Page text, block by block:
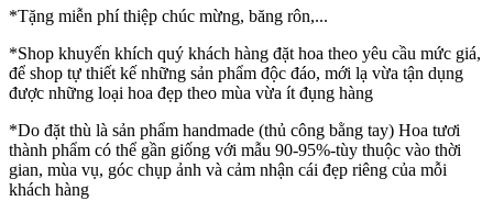
*Tặng miễn phí thiệp chúc mừng, băng rôn,...
*Shop khuyến khích quý khách hàng đặt hoa theo yêu cầu mức giá,
để shop tự thiết kế những sản phẩm độc đáo, mới lạ vừa tận dụng
được những loại hoa đẹp theo mùa vừa ít đụng hàng
*Do đặt thù là sản phẩm handmade (thủ công bằng tay) Hoa tươi
thành phẩm có thể gần giống với mẫu 90-95%-tùy thuộc vào thời
gian, mùa vụ, góc chụp ảnh và cảm nhận cái đẹp riêng của mỗi
khách hàng